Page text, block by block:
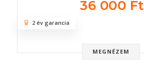
36 000 Ft
MEGNÉZEM
2 év garancia